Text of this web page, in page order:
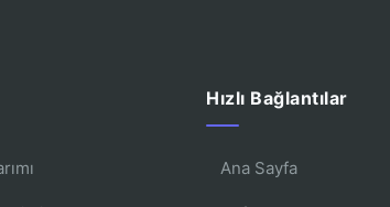
Hızlı Bağlantılar
Ana Sayfa